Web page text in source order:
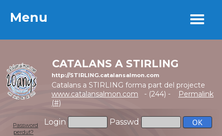
Menu
CATALANS A STIRLING
http://STIRLING.catalansalmon.com
Catalans a STIRLING forma part del projecte
www.catalansalmon.com - (244) -
Permalink
(#)
Login Passwd
Password
perdut?
Menu